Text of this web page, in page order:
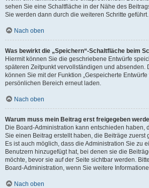
sehen Sie eine Schaltfläche in der Nähe des
Sie werden dann durch die weiteren Schritte geführt.
Nach oben
Was bewirkt die „Speichern“-Schaltfläche beim
Hiermit können Sie die geschriebene Entwürfe
späteren Zeitpunkt vervollständigen und absenden.
können Sie mit der Funktion „Gespeicherte
persönlichen Bereich erneut laden.
Nach oben
Warum muss mein Beitrag erst freigegeben
Die Board-Administration kann entschieden haben,
Sie einen Beitrag erstellt haben, die Beiträge zuerst
Es ist auch möglich, dass die Administration Sie zu
Benutzern hinzugefügt hat, bei denen sie die
möchte, bevor sie auf der Seite sichtbar werden.
Board-Administration, wenn Sie weitere
Nach oben